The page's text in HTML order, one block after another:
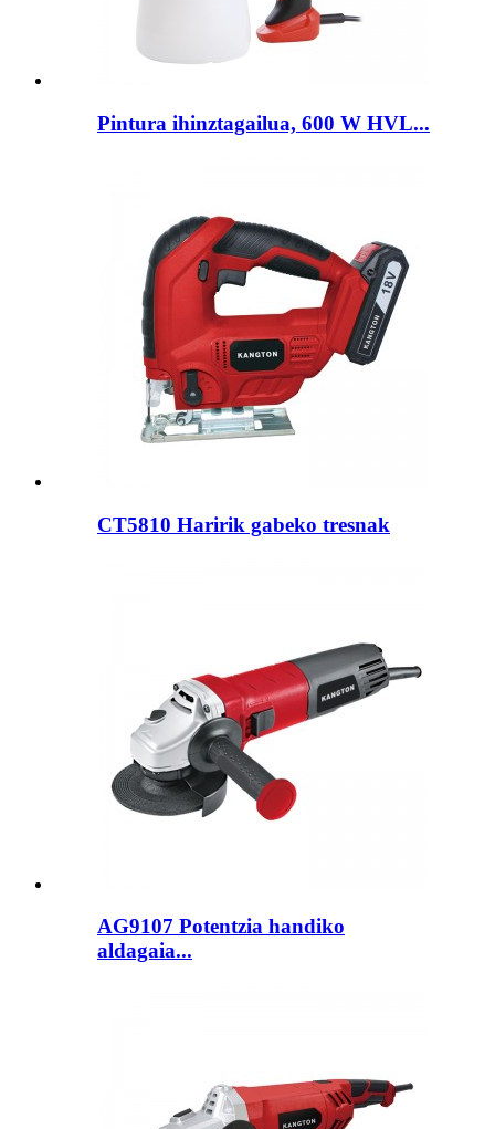
Pintura ihinztagailua, 600 W HVL...
CT5810 Haririk gabeko tresnak
AG9107 Potentzia handiko
aldagaia...